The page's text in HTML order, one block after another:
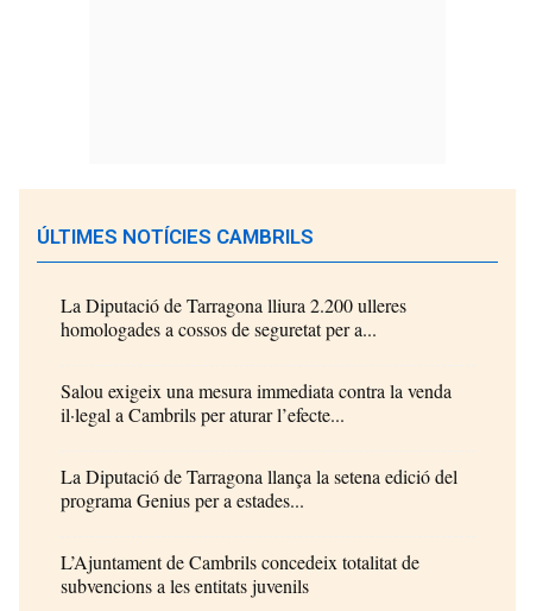
ÚLTIMES NOTÍCIES CAMBRILS
La Diputació de Tarragona lliura 2.200 ulleres
homologades a cossos de seguretat per a...
Salou exigeix una mesura immediata contra la venda
il·legal a Cambrils per aturar l’efecte...
La Diputació de Tarragona llança la setena edició del
programa Genius per a estades...
L’Ajuntament de Cambrils concedeix totalitat de
subvencions a les entitats juvenils